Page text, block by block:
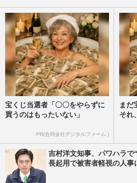
宝くじ当選者「〇〇をやらずに
買うのはもったいない」
PR(合同会社デジタルファーム )
まだ
それ
吉村洋文知事、パワハラで
長起用で被害者軽視の人事